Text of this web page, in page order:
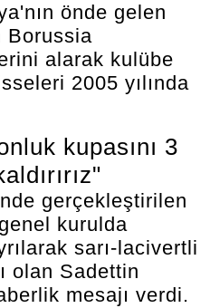
önde gelen
Borussia
alarak kulübe
2005 yılında
kupasını 3
gerçekleştirilen
kurulda
sarı-lacivertli
olan Sadettin
mesajı verdi.